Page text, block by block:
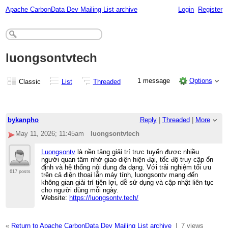
Apache CarbonData Dev Mailing List archive Login Register
luongsontvtech
Classic List Threaded 1 message Options
bykanpho Reply| Threaded
More
May 11, 2026; 11:45am
luongsontvtech
617 posts
Luongsontv là nền tảng giải trí trực tuyến được nhiều
người quan tâm nhờ giao diện hiện đại, tốc độ truy cập ổn
định và hệ thống nội dung đa dạng. Với trải nghiệm tối ưu
trên cả điện thoại lẫn máy tính, luongsontv mang đến
không gian giải trí tiện lợi, dễ sử dụng và cập nhật liên tục
cho người dùng mỗi ngày.
Website: https://luongsontv.tech/
« Return to Apache CarbonData Dev Mailing List archive| 7 views